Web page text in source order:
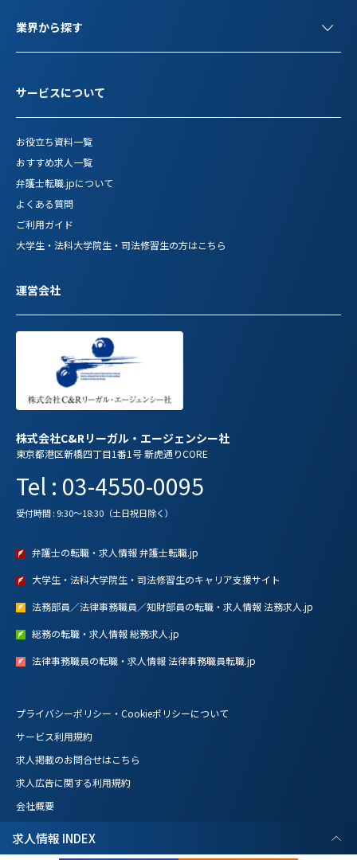
求人情報 INDEX
業界から探す
サービスについて
お役立ち資料一覧
おすすめ求人一覧
弁護士転職.jpについて
よくある質問
ご利用ガイド
大学生・法科大学院生・司法修習生の方はこちら
運営会社
株式会社C&Rリーガル・エージェンシー社
東京都港区新橋四丁目1番1号 新虎通りCORE
Tel : 03-4550-0095
受付時間 : 9:30～18:30（土日祝日除く）
弁護士の転職・求人情報 弁護士転職.jp
大学生・法科大学院生・司法修習生のキャリア支援サイト
法務部員／法律事務職員／知財部員の転職・求人情報 法務求人.jp
総務の転職・求人情報 総務求人.jp
法律事務職員の転職・求人情報 法律事務職員転職.jp
プライバシーポリシー・Cookieポリシーについて
サービス利用規約
求人掲載のお問合せはこちら
求人広告に関する利用規約
会社概要